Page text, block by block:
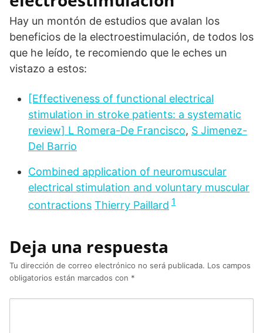
Hay un montón de estudios que avalan los
beneficios de la electroestimulación, de todos los
que he leído, te recomiendo que le eches un
vistazo a estos:
[Effectiveness of functional electrical
stimulation in stroke patients: a systematic
review] L Romera-De Francisco, S Jimenez-
Del Barrio
Combined application of neuromuscular
electrical stimulation and voluntary muscular
contractions Thierry Paillard 1
Deja una respuesta
Tu dirección de correo electrónico no será publicada. Los campos
obligatorios están marcados con *